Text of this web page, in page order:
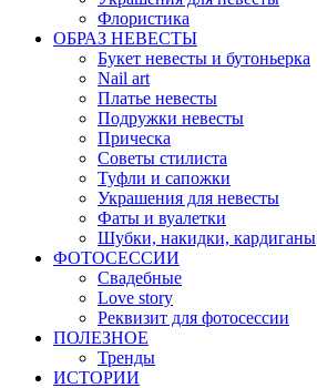
Флористика
ОБРАЗ НЕВЕСТЫ
Букет невесты и бутоньерка
Nail art
Платье невесты
Подружки невесты
Прическа
Советы стилиста
Туфли и сапожки
Украшения для невесты
Фаты и вуалетки
Шубки, накидки, кардиганы
ФОТОСЕССИИ
Свадебные
Love story
Реквизит для фотосессии
ПОЛЕЗНОЕ
Тренды
ИСТОРИИ